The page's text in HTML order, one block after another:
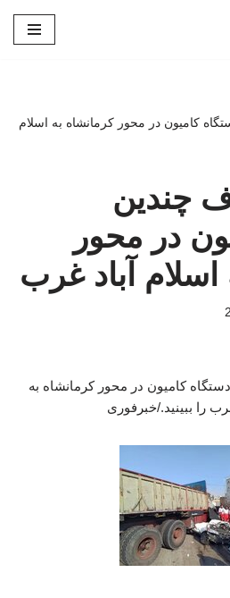
کامیون در محور کرمانشاه به اسلام
چندین
در محور
اسلام آباد غرب
کامیون در محور کرمانشاه به
را ببینید./خبرفوری